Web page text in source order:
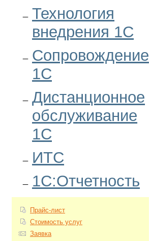
Технология
внедрения 1С
Сопровождение
1С
Дистанционное
обслуживание
1С
ИТС
1С:Отчетность
Прайс-лист
Стоимость услуг
Заявка